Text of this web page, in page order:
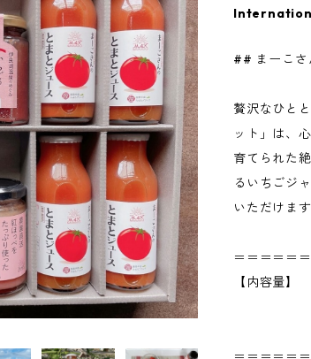
## まーこさ
贅沢なひと
ット」は、
育てられた
るいちごジ
いただけます
＝＝＝＝＝
【内容量
いちご
いちご